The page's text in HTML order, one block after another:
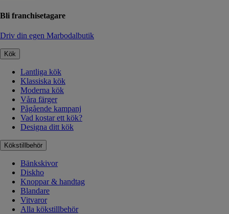
Bli franchisetagare
Driv din egen Marbodalbutik
Kök
Lantliga kök
Klassiska kök
Moderna kök
Våra färger
Pågående kampanj
Vad kostar ett kök?
Designa ditt kök
Kökstillbehör
Bänkskivor
Diskho
Knoppar & handtag
Blandare
Vitvaror
Alla kökstillbehör